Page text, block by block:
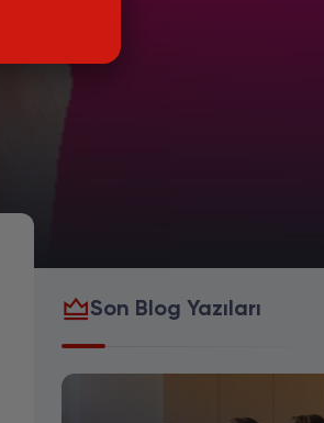
Son Blog Yazıları